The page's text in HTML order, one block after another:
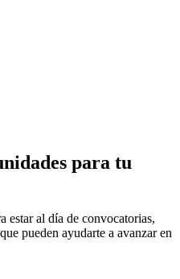
para tu
estar al día de convocatorias,
pueden ayudarte a avanzar en